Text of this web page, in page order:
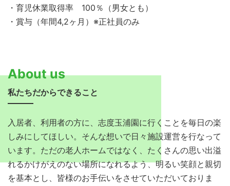
・育児休業取得率 100％（男女とも）
・賞与（年間4,2ヶ月）※正社員のみ
About us
私たちだからできること
入居者、利用者の方に、志度玉浦園に行くことを毎日の楽
しみにしてほしい。そんな想いで日々施設運営を行なって
います。ただの老人ホームではなく、たくさんの思い出溢
れるかけがえのない場所になれるよう、明るい笑顔と親切
を基本とし、皆様のお手伝いをさせていただいておりま